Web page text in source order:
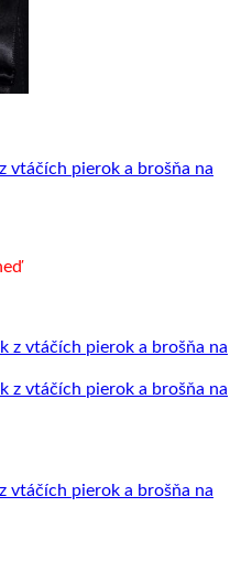
vtáčích pierok a brošňa na
vtáčích pierok a brošňa na